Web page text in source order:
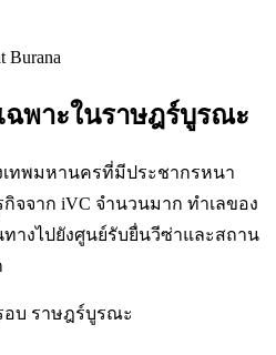
Burana
ฉพาะในราษฎร์บูรณะ
เทพมหานครที่มีประชากรหนา
จจาก iVC จำนวนมาก ทำเลของ
างไปยังศูนย์รับยื่นวีซ่าและสถาน
อบ ราษฎร์บูรณะ